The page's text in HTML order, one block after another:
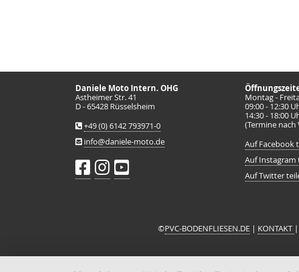
Daniele Moto Intern. OHG
Astheimer Str. 41
D - 65428 Rüsselsheim
+49 (0) 6142 793971-0
info@daniele-moto.de
Montag -
09:00 - 12:30
14:30 - 18:00
(Termine
Auf Facebook
Auf Instagram
Auf Twitter
©PVC-BODENFLIESEN.DE| KONTAKT |